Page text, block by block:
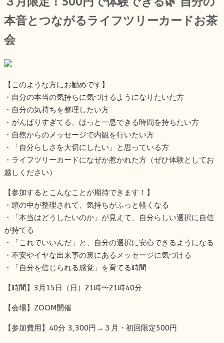
本音とつながるライフツリーカードお茶
会
【このような方にお勧めです】
・自分の本当の気持ちに気づけるようになりたいた方
・自分の気持ちを整理したい方
・がんばりすぎてる、ほっと一息できる時間を持ちたい方
・自然からのメッセージで内観を行いたい方
・「自分らしさを大切にしたい」と思っている方
・ライフツリーカードになぜか惹かれた方（ぜひ体験としてお
越しください）
【参加するとこんなことが期待できます！】
・頭の中が整理されて、気持ちがふっと軽くなる
・「本当はどうしたいのか」が見えて、自分らしい選択に自信
が持てる
・「これでいいんだ」と、自分の選択に安心できるようになる
・不安やイヤな出来事の裏にあるメッセージに気づける
・「自分を信じられる感覚」を育てる時間
【時間】3月15日（日）21時〜21時40分
【会場】ZOOM開催
【参加費用】40分 3,300円→３月・初回限定500円